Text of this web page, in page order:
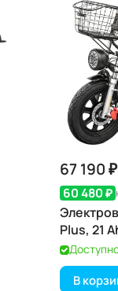
67 190 ₽
60 480 ₽
Plus, 21
В